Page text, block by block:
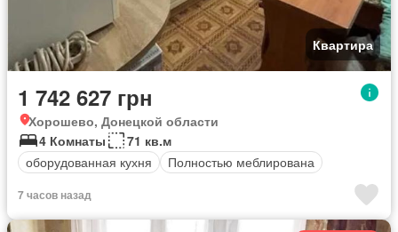
Квартира
1 742 627 грн
Хорошево, Донецкой области
4 Комнаты
71 кв.м
оборудованная кухня
Полностью меблирована
7 часов назад